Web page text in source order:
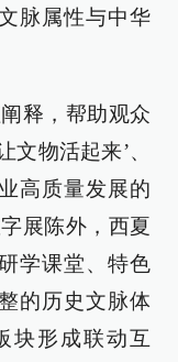
脉属性与中华
释，帮助观众
物活起来’、
高质量发展的
展陈外，西夏
学课堂、特色
的历史文脉体
块形成联动互